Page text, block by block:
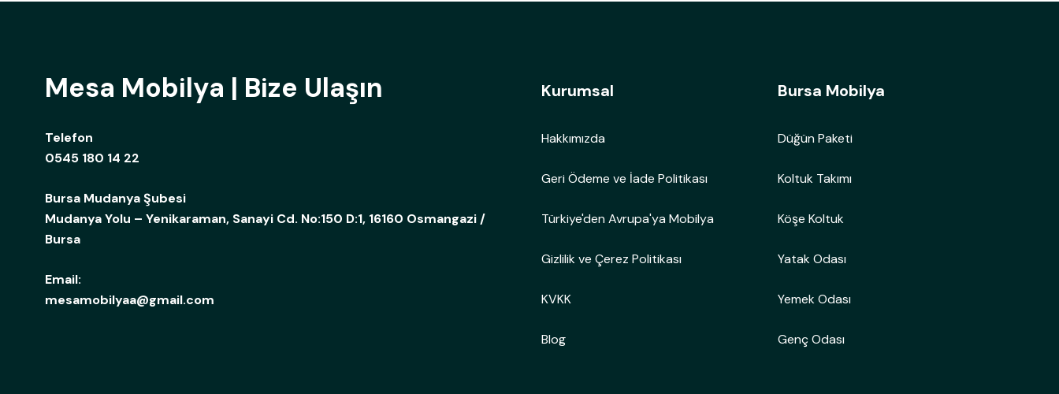
Mesa Mobilya | Bize Ulaşın
Telefon
0545 180 14 22
Bursa Mudanya Şubesi
Mudanya Yolu – Yenikaraman, Sanayi Cd. No:150 D:1, 16160 Osmangazi /
Bursa
Email:
mesamobilyaa@gmail.com
Kurumsal
Hakkımızda
Geri Ödeme ve İade Politikası
Türkiye'den Avrupa'ya Mobilya
Gizlilik ve Çerez Politikası
KVKK
Blog
Bursa Mobilya
Düğün Paketi
Koltuk Takımı
Köşe Koltuk
Yatak Odası
Yemek Odası
Genç Odası